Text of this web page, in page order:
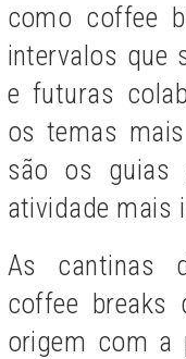
como coffee
intervalos que
e futuras
os temas
são os guias
atividade mais
As cantinas
coffee breaks
origem com a